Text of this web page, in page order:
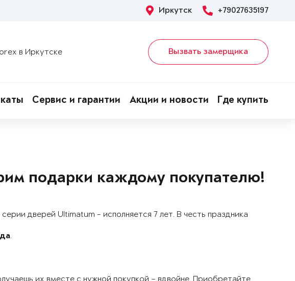
Иркутск +79027635197
в Иркутске Вызвать замерщика
Сервис и гарантии Акции и новости Где купить
подарки каждому покупателю!
дверей Ultimatum - исполняется 7 лет. В честь праздника
.
их вместе с нужной покупкой – вдвойне. Приобретайте